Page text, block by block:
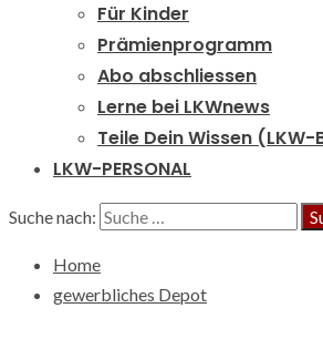
Für Kinder
Prämienprogramm
Abo abschliessen
Lerne bei LKWnews
Teile Dein Wissen
LKW-PERSONAL
Suche nach:
Home
gewerbliches Depot